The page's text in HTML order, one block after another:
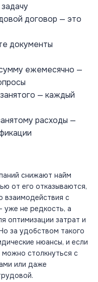
договор — это
документы
ежемесячно —
— каждый
расходы —
снижают найм
от его отказываются,
взаимодействия с
уже не редкость, а
оптимизации затрат и
за удобством такого
нюансы, и если
можно столкнуться с
или даже